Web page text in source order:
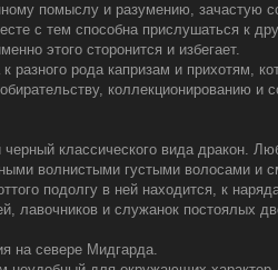
помыслу и разумению, зачастую
с тем способна прислушаться к
этого сторонится и избегает.
разного рода капризам и прихотям,
коллекционированию и
классического вида дракон.
волнистыми густыми волосами и
подолгу в ней находится, к
лавочников и служанок постоялых
на севере Мидгарда.